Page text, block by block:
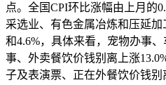
点。全国CPI环比涨幅由上月的
采选业、有色金属冶炼和压延
和4.6%，具体来看，宠物办事
事、外卖餐饮价钱别离上涨
子及表演票、正在外餐饮价钱别